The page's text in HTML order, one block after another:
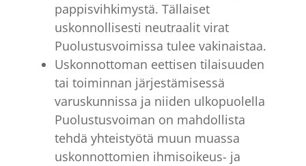
pappisvihkimystä. Tällaiset
uskonnollisesti neutraalit virat
Puolustusvoimissa tulee vakinaistaa.
Uskonnottoman eettisen tilaisuuden
tai toiminnan järjestämisessä
varuskunnissa ja niiden ulkopuolella
Puolustusvoiman on mahdollista
tehdä yhteistyötä muun muassa
uskonnottomien ihmisoikeus- ja